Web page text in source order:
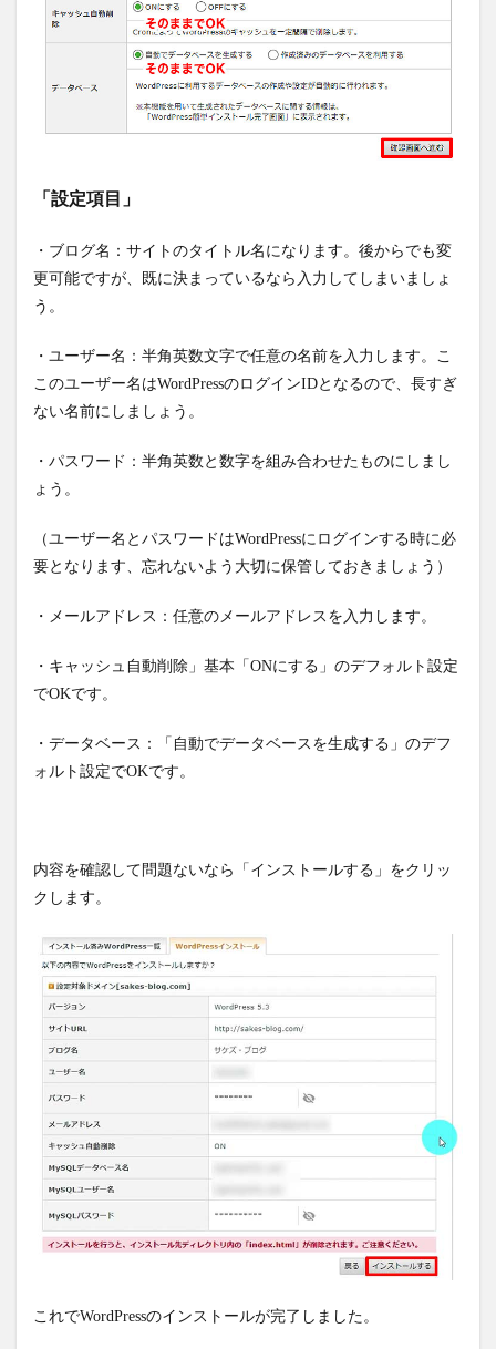
「設定項目」
・ブログ名：サイトのタイトル名になります。後からでも変
更可能ですが、既に決まっているなら入力してしまいましょ
う。
・ユーザー名：半角英数文字で任意の名前を入力します。こ
このユーザー名はWordPressのログインIDとなるので、長すぎ
ない名前にしましょう。
・パスワード：半角英数と数字を組み合わせたものにしまし
ょう。
（ユーザー名とパスワードはWordPressにログインする時に必
要となります、忘れないよう大切に保管しておきましょう）
・メールアドレス：任意のメールアドレスを入力します。
・キャッシュ自動削除」基本「ONにする」のデフォルト設定
でOKです。
・データベース：「自動でデータベースを生成する」のデフ
ォルト設定でOKです。
内容を確認して問題ないなら「インストールする」をクリッ
クします。
これでWordPressのインストールが完了しました。